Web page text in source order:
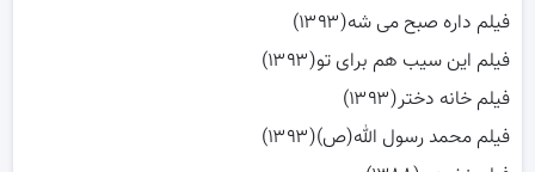
فیلم داره صبح می شه(۱۳۹۳)
فیلم این سیب هم برای تو(۱۳۹۳)
فیلم خانه دختر(۱۳۹۳)
فیلم محمد رسول الله(ص)(۱۳۹۳)